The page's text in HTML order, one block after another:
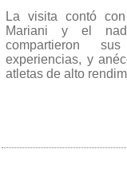
La visita contó
Mariani y el
compartieron
experiencias, y
atletas de alto